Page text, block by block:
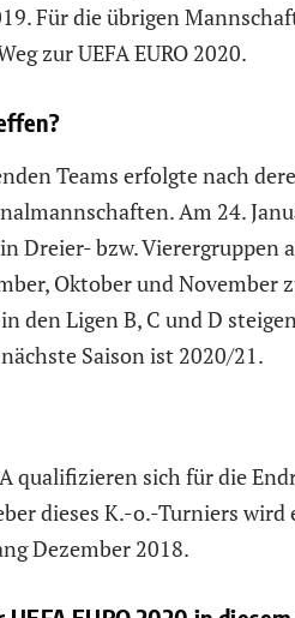
Für die übrigen
zur UEFA EURO 2020.
Teams erfolgte nach
Am 24.
Dreier- bzw. Vierergruppen
Oktober und November
den Ligen B, C und D
Saison ist 2020/21.
qualifizieren sich für die
dieses K.-o.-Turniers
Dezember 2018.